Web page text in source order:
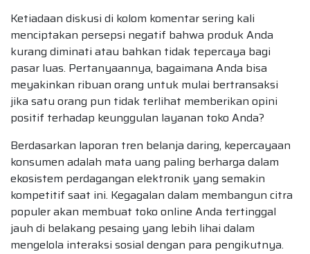
Ketiadaan diskusi di kolom komentar sering kali
menciptakan persepsi negatif bahwa produk Anda
kurang diminati atau bahkan tidak tepercaya bagi
pasar luas. Pertanyaannya, bagaimana Anda bisa
meyakinkan ribuan orang untuk mulai bertransaksi
jika satu orang pun tidak terlihat memberikan opini
positif terhadap keunggulan layanan toko Anda?
Berdasarkan laporan tren belanja daring, kepercayaan
konsumen adalah mata uang paling berharga dalam
ekosistem perdagangan elektronik yang semakin
kompetitif saat ini. Kegagalan dalam membangun citra
populer akan membuat toko online Anda tertinggal
jauh di belakang pesaing yang lebih lihai dalam
mengelola interaksi sosial dengan para pengikutnya.